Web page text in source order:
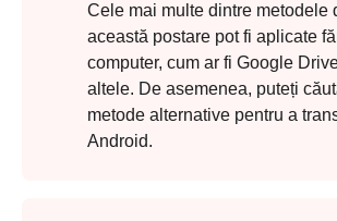
Pasul 1.
Cele mai multe dintre metodele
această postare pot fi aplicate
computer, cum ar fi Google
altele. De asemenea, puteți
metode alternative pentru a
Android.